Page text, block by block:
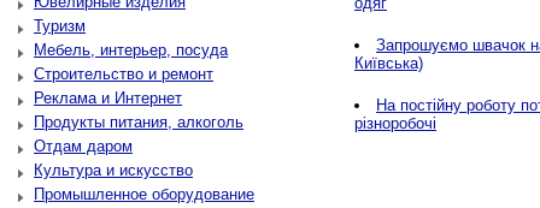
Туризм
Мебель, интерьер, посуда
Строительство и ремонт
Реклама и Интернет
Продукты питания, алкоголь
Отдам даром
Культура и искусство
Промышленное оборудование
Запрошуємо швачок
Київська)
На постійну роботу
різноробочі